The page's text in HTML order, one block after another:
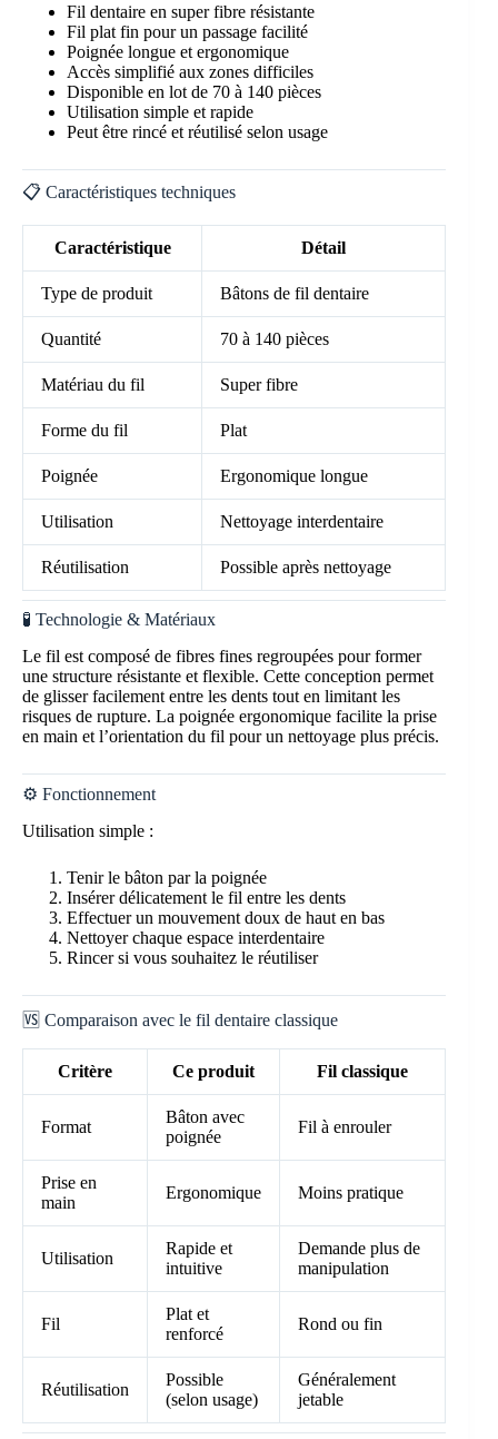
Fil dentaire en super fibre résistante
Fil plat fin pour un passage facilité
Poignée longue et ergonomique
Accès simplifié aux zones difficiles
Disponible en lot de 70 à 140 pièces
Utilisation simple et rapide
Peut être rincé et réutilisé selon usage
📋 Caractéristiques techniques
Caractéristique Détail
Type de produit Bâtons de fil dentaire
Quantité 70 à 140 pièces
Matériau du fil Super fibre
Forme du fil Plat
Poignée Ergonomique longue
Utilisation Nettoyage interdentaire
Réutilisation Possible après nettoyage
🧪 Technologie & Matériaux
Le fil est composé de fibres fines regroupées pour former
une structure résistante et flexible. Cette conception permet
de glisser facilement entre les dents tout en limitant les
risques de rupture. La poignée ergonomique facilite la prise
en main et l’orientation du fil pour un nettoyage plus précis.
⚙️ Fonctionnement
Utilisation simple :
Tenir le bâton par la poignée
Insérer délicatement le fil entre les dents
Effectuer un mouvement doux de haut en bas
Nettoyer chaque espace interdentaire
Rincer si vous souhaitez le réutiliser
🆚 Comparaison avec le fil dentaire classique
Critère Ce produit Fil classique
Format
Bâton avec
poignée
Fil à enrouler
Prise en
main
Ergonomique Moins pratique
Utilisation
Rapide et
intuitive
Demande plus de
manipulation
Fil
Plat et
renforcé
Rond ou fin
Réutilisation
Possible
(selon usage)
Généralement
jetable